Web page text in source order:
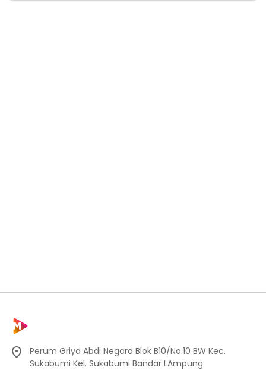
Perum Griya Abdi Negara Blok B10/No.10 BW Kec.
Sukabumi Kel. Sukabumi Bandar LAmpung